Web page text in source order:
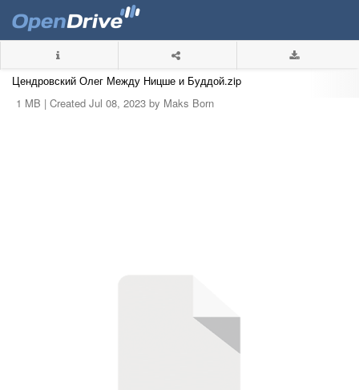
Цендровский Олег Между Ницше и Буддой.zip
1 MB | Created Jul 08, 2023 by Maks Born